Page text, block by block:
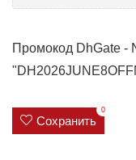
Промокод DhGate -
Сохранить
0